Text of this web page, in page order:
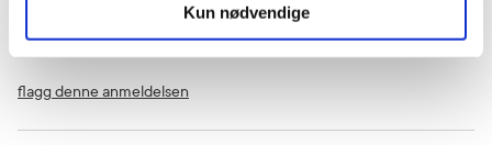
Kun nødvendige
flagg denne anmeldelsen